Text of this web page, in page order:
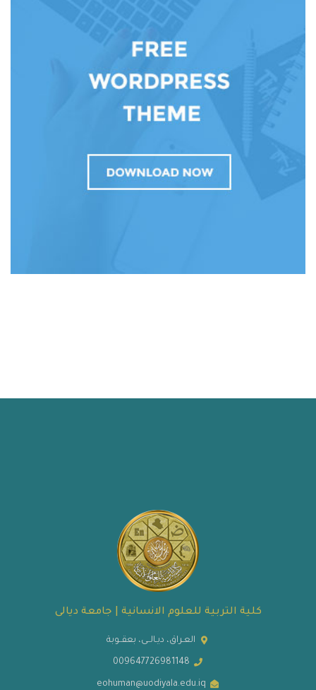
كلية التربية للعلوم الانسانية | جامعة ديالى
العـراق، ديـالــى، بعقــوبة
009647726981148
eohuman@uodiyala.edu.iq